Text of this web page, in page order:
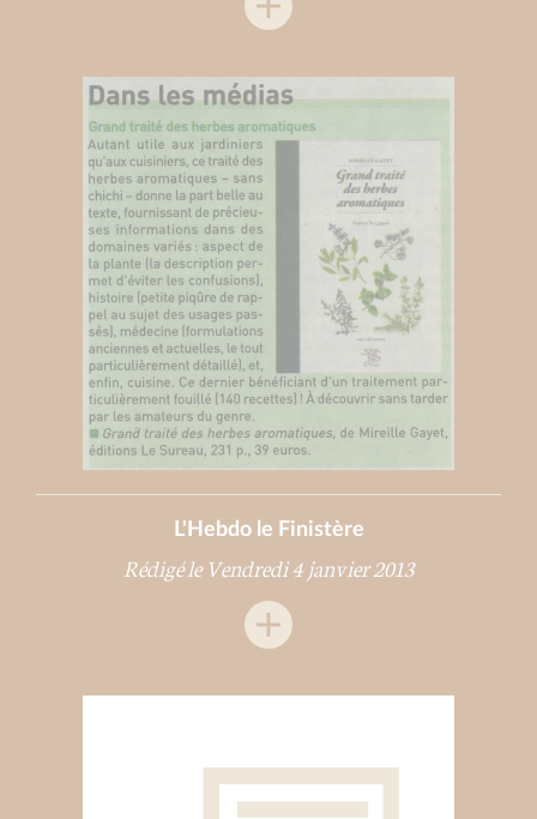
L'Hebdo le Finistère
Rédigé le Vendredi 4 janvier 2013